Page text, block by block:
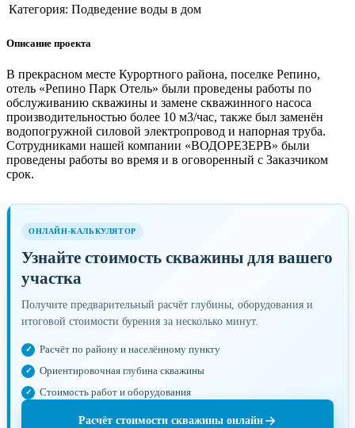
Категория: Подведение воды в дом
Описание проекта
В прекрасном месте Курортного района, поселке Репино,
отель «Репино Парк Отель» были проведены работы по
обслуживанию скважины и замене скважинного насоса
производительностью более 10 м3/час, также был заменён
водопогружной силовой электропровод и напорная труба.
Сотрудниками нашей компании «ВОДОРЕЗЕРВ» были
проведены работы во время и в оговоренный с Заказчиком
срок.
ОНЛАЙН-КАЛЬКУЛЯТОР
Узнайте стоимость скважины для вашего
участка
Получите предварительный расчёт глубины, оборудования и
итоговой стоимости бурения за несколько минут.
Расчёт по району и населённому пункту
Ориентировочная глубина скважины
Стоимость работ и оборудования
Расчёт стоимости скважины онлайн